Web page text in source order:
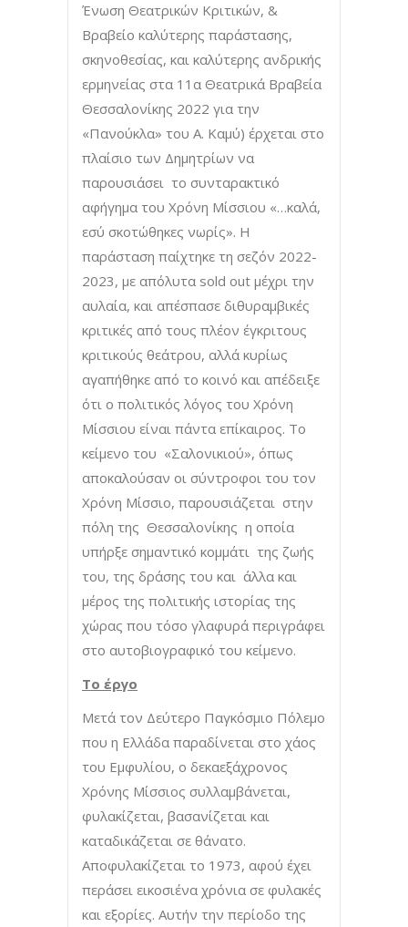
Ένωση Θεατρικών Κριτικών, &
Βραβείο καλύτερης παράστασης,
σκηνοθεσίας, και καλύτερης ανδρικής
ερμηνείας στα 11α Θεατρικά Βραβεία
Θεσσαλονίκης 2022 για την
«Πανούκλα» του Α. Καμύ) έρχεται στο
πλαίσιο των Δημητρίων να
παρουσιάσει το συνταρακτικό
αφήγημα του Χρόνη Μίσσιου «…καλά,
εσύ σκοτώθηκες νωρίς». Η
παράσταση παίχτηκε τη σεζόν 2022-
2023, με απόλυτα sold out μέχρι την
αυλαία, και απέσπασε διθυραμβικές
κριτικές από τους πλέον έγκριτους
κριτικούς θεάτρου, αλλά κυρίως
αγαπήθηκε από το κοινό και απέδειξε
ότι ο πολιτικός λόγος του Χρόνη
Μίσσιου είναι πάντα επίκαιρος. Το
κείμενο του «Σαλονικιού», όπως
αποκαλούσαν οι σύντροφοι του τον
Χρόνη Μίσσιο, παρουσιάζεται στην
πόλη της Θεσσαλονίκης η οποία
υπήρξε σημαντικό κομμάτι της ζωής
του, της δράσης του και άλλα και
μέρος της πολιτικής ιστορίας της
χώρας που τόσο γλαφυρά περιγράφει
στο αυτοβιογραφικό του κείμενο.
Το έργο
Μετά τον Δεύτερο Παγκόσμιο Πόλεμο
που η Ελλάδα παραδίνεται στο χάος
του Εμφυλίου, ο δεκαεξάχρονος
Χρόνης Μίσσιος συλλαμβάνεται,
φυλακίζεται, βασανίζεται και
καταδικάζεται σε θάνατο.
Αποφυλακίζεται το 1973, αφού έχει
περάσει εικοσιένα χρόνια σε φυλακές
και εξορίες. Αυτήν την περίοδο της